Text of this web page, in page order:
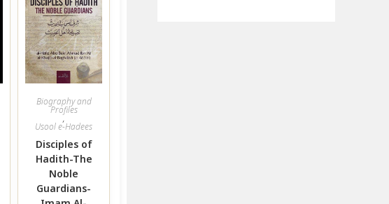
Biography and
Profiles
,
Usool e-Hadees
Disciples of
Hadith-The
Noble
Guardians-